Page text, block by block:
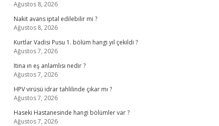
Ağustos 8, 2026
Nakit avans iptal edilebilir mi ?
Ağustos 8, 2026
Kurtlar Vadisi Pusu 1. bölüm hangi yıl çekildi ?
Ağustos 7, 2026
Itina ın eş anlamlısı nedir ?
Ağustos 7, 2026
HPV virüsü idrar tahlilinde çıkar mı ?
Ağustos 7, 2026
Haseki Hastanesinde hangi bölümler var ?
Ağustos 7, 2026